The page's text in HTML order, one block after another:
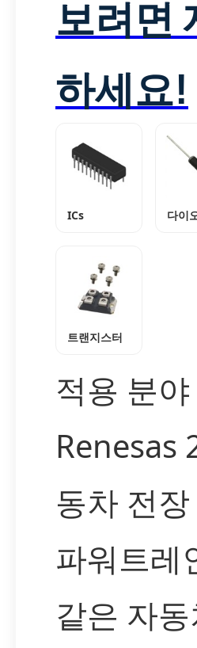
보려면
하세요!
ICs 다이
트랜지스터
적용 분
Renesas
동차 전
파워트레
같은 자